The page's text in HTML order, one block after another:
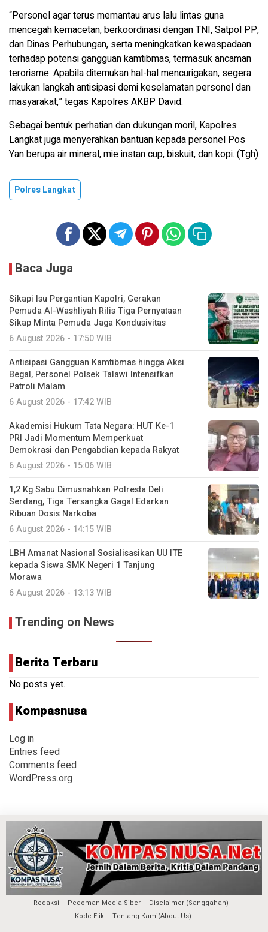
“Personel agar terus memantau arus lalu lintas guna
mencegah kemacetan, berkoordinasi dengan TNI, Satpol PP,
dan Dinas Perhubungan, serta meningkatkan kewaspadaan
terhadap potensi gangguan kamtibmas, termasuk ancaman
terorisme. Apabila ditemukan hal-hal mencurigakan, segera
lakukan langkah antisipasi demi keselamatan personel dan
masyarakat,” tegas Kapolres AKBP David.
Sebagai bentuk perhatian dan dukungan moril, Kapolres
Langkat juga menyerahkan bantuan kepada personel Pos
Yan berupa air mineral, mie instan cup, biskuit, dan kopi. (Tgh)
Polres Langkat
Baca Juga
Sikapi Isu Pergantian Kapolri, Gerakan
Pemuda Al-Washliyah Rilis Tiga Pernyataan
Sikap Minta Pemuda Jaga Kondusivitas
6 August 2026 - 17:50 WIB
Antisipasi Gangguan Kamtibmas hingga Aksi
Begal, Personel Polsek Talawi Intensifkan
Patroli Malam
6 August 2026 - 17:42 WIB
Akademisi Hukum Tata Negara: HUT Ke-1
PRI Jadi Momentum Memperkuat
Demokrasi dan Pengabdian kepada Rakyat
6 August 2026 - 15:06 WIB
1,2 Kg Sabu Dimusnahkan Polresta Deli
Serdang, Tiga Tersangka Gagal Edarkan
Ribuan Dosis Narkoba
6 August 2026 - 14:15 WIB
LBH Amanat Nasional Sosialisasikan UU ITE
kepada Siswa SMK Negeri 1 Tanjung
Morawa
6 August 2026 - 13:13 WIB
Trending on News
Berita Terbaru
No posts yet.
Kompasnusa
Log in
Entries feed
Comments feed
WordPress.org
Redaksi Pedoman Media Siber
Disclaimer (Sanggahan)
Kode Etik
Tentang Kami(About Us)